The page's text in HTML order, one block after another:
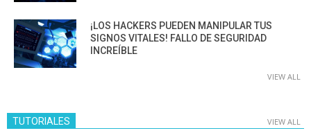
¡LOS HACKERS PUEDEN MANIPULAR TUS
SIGNOS VITALES! FALLO DE SEGURIDAD
INCREÍBLE
VIEW ALL
TUTORIALES VIEW ALL